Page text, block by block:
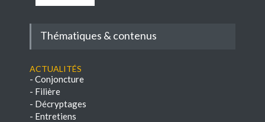
Thématiques & contenus
Actualités
- Conjoncture
- Filière
- Décryptages
- Entretiens